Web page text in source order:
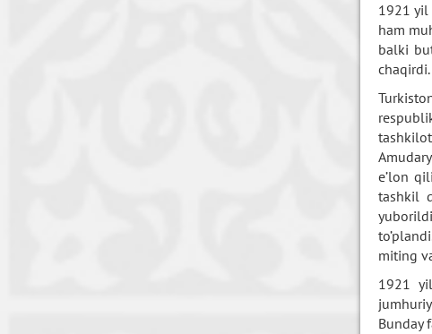
1921 yil
ham
balki
chaqirdi.
e’lon
tashkil
miting
1921
Bunday